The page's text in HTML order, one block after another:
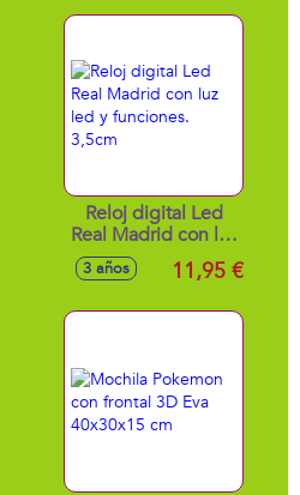
Reloj digital Led
Real Madrid con luz
led y funciones.
3,5cm
3 años 11,95 €